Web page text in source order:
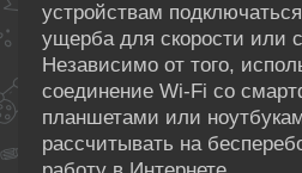
устройствам
ущерба для скорости или
Независимо от того,
соединение Wi-Fi со
планшетами или
рассчитывать на